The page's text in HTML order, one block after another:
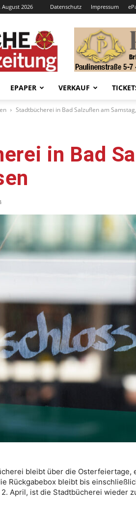
August 2026 Datenschutz Impressum
EPAPER VERKAUF
Stadtbücherei in Bad Salzuflen am
in Bad
bleibt über die Osterfeiertage,
Rückgabebox bleibt bis
April, ist die Stadtbücherei wieder